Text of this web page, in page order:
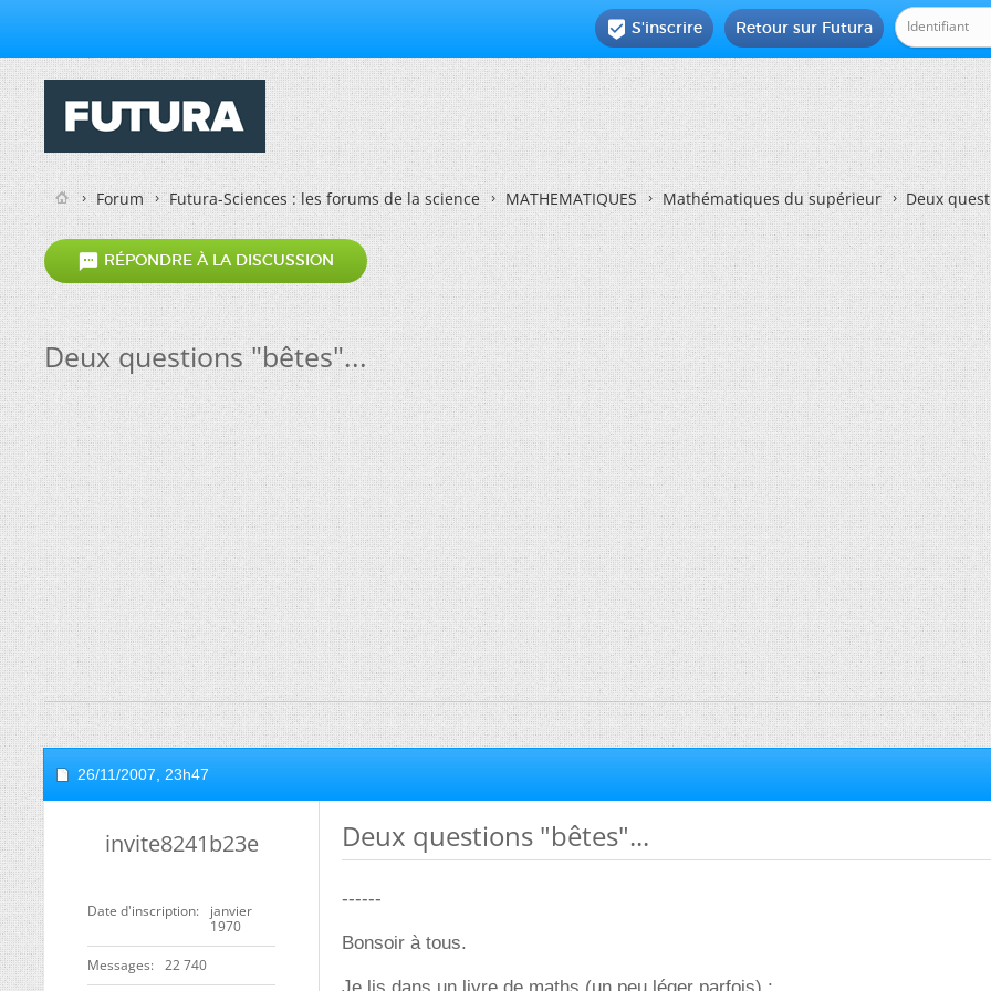
Retour sur Futura
 S'inscrire
Forum Futura-Sciences : les forums de la science MATHEMATIQUES Mathématiques du supérieur Deux
 RÉPONDRE À LA DISCUSSION
Deux questions "bêtes"...
26/11/2007, 23h47
invite8241b23e
Date d'inscription
janvier
1970
Messages 22 740
Deux questions "bêtes"...
------
Bonsoir à tous.